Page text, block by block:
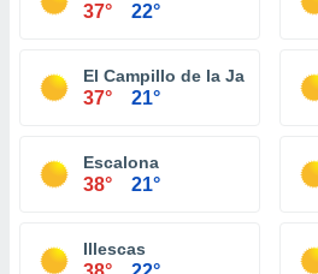
37° 22°
El Campillo de la Jara
37° 21°
Escalona
38° 21°
Illescas